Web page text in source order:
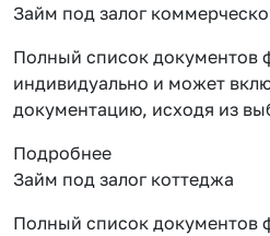
Займ под залог
Полный список документов
индивидуально и может
документацию, исходя из
Подробнее
Займ под залог коттеджа
Полный список документов